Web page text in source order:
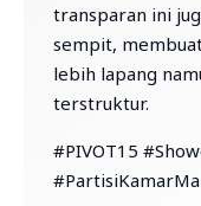
transparan ini
sempit,
lebih lapang
terstruktur.
#PIVOT15